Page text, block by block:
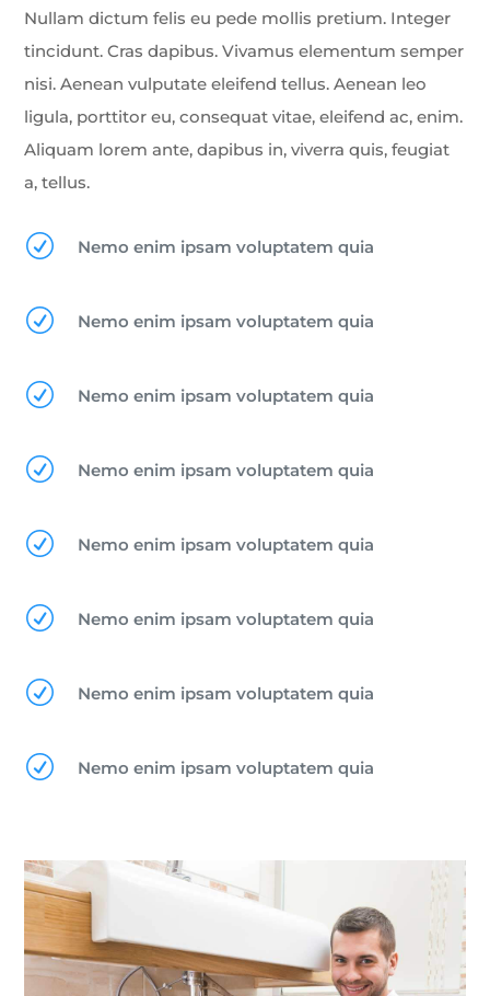
Nullam dictum felis eu pede mollis pretium. Integer
tincidunt. Cras dapibus. Vivamus elementum semper
nisi. Aenean vulputate eleifend tellus. Aenean leo
ligula, porttitor eu, consequat vitae, eleifend ac, enim.
Aliquam lorem ante, dapibus in, viverra quis, feugiat
a, tellus.
R Nemo enim ipsam voluptatem quia
R Nemo enim ipsam voluptatem quia
R Nemo enim ipsam voluptatem quia
R Nemo enim ipsam voluptatem quia
R Nemo enim ipsam voluptatem quia
R Nemo enim ipsam voluptatem quia
R Nemo enim ipsam voluptatem quia
R Nemo enim ipsam voluptatem quia